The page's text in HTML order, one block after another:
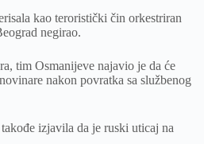
kao teroristički čin orkestriran
negirao.
tim Osmanijeve najavio je da će
nakon povratka sa službenog
izjavila da je ruski uticaj na